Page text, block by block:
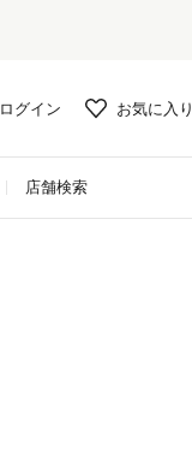
ログイン お気に入り
店舗検索